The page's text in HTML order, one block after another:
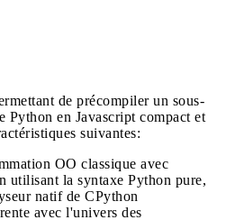
de précompiler un sous-
Python en Javascript compact et
suivantes:
OO classique avec
utilisant la syntaxe Python pure,
natif de CPython
avec l'univers des